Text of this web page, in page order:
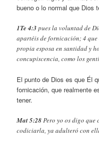
bueno o lo normal que Dios
1Te 4:3 ​pues la voluntad de
apartéis de fornicación; 4 que
propia esposa en santidad y
concupiscencia, como los
El punto de Dios es que Él
fornicación, que realmente
tener.
Mat 5:28 Pero yo os digo
codiciarla, ya adulteró con